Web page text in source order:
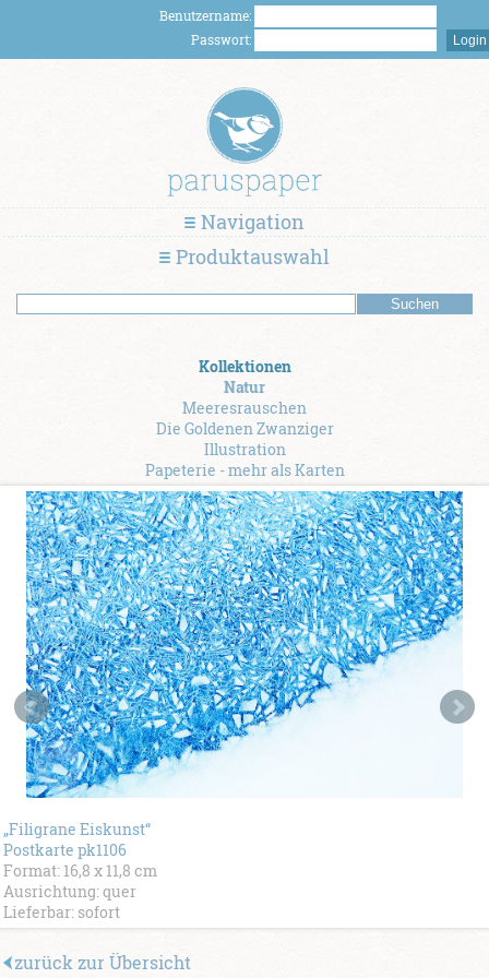
Benutzername:
Passwort:
Navigation
Produktauswahl
Kollektionen
Natur
Meeresrauschen
Die Goldenen Zwanziger
Illustration
Papeterie - mehr als Karten
„Filigrane Eiskunst“
Postkarte pk1106
Format: 16,8 x 11,8 cm
Ausrichtung: quer
Lieferbar: sofort
zurück zur Übersicht